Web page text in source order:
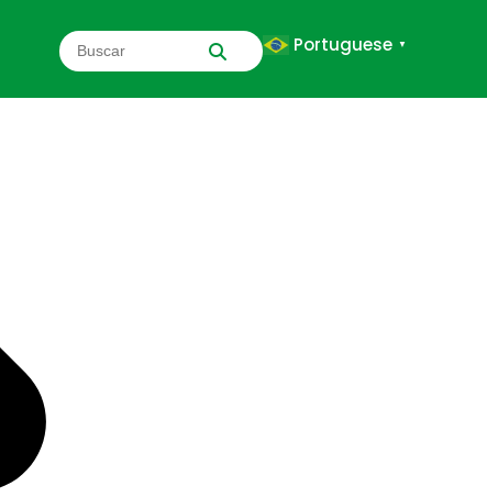
Portuguese ▼